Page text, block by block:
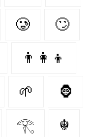
🥲 🙄
👨‍👩‍👦
🌱 🦍
𓂀 ☬